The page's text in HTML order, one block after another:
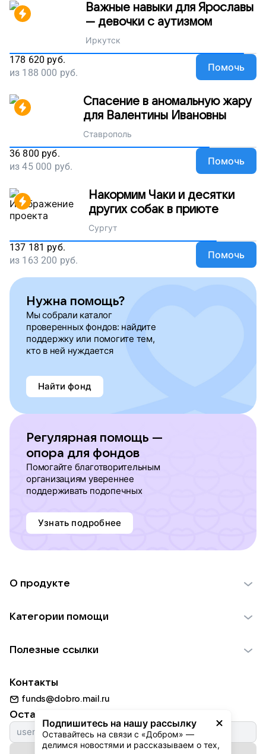
Важные навыки для Ярославы
— девочки с аутизмом
Иркутск
178 620 руб.
из 188 000 руб. Помочь
Спасение в аномальную жару
для Валентины Ивановны
Ставрополь
36 800 руб.
из45 000 руб. Помочь
Накормим Чаки и десятки
других собак в приюте
Сургут
137 181 руб.
из 163 200 руб. Помочь
Нужна помощь?
Мы собрали каталог
проверенных фондов: найдите
поддержку или помогите тем,
кто в ней нуждается
Найти фонд
Регулярная помощь —
опора для фондов
Помогайте благотворительным
организациям увереннее
поддерживать подопечных
Узнать подробнее
Подпишитесь на нашу рассылку
Оставайтесь на связи с «Добром» —
делимся новостями и рассказываем о тех,
О продукте
Использование материалов
Для НКО
Партнерам
Категории помощи
Пожилым
Животным
Природе
Культуре
Полезные ссылки
Добрый день
Истории
Автоплатежи
Контакты
funds@dobro.mail.ru
Оставайтесь с нами